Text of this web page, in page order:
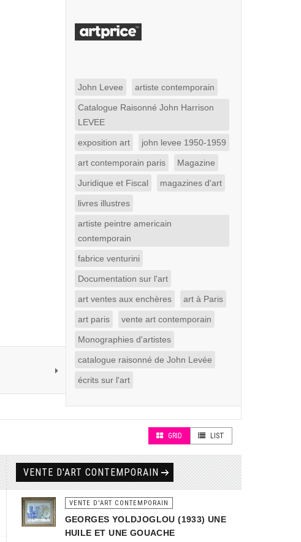
John Levee artiste contemporain
Catalogue Raisonné John Harrison
LEVEE
exposition art john levee 1950-1959
art contemporain paris Magazine
Juridique et Fiscal magazines d'art
livres illustres
artiste peintre americain
contemporain
fabrice venturini
Documentation sur l'art
art ventes aux enchères art à Paris
art paris vente art contemporain
Monographies d'artistes
catalogue raisonné de John Levée
écrits sur l'art
GRID LIST
VENTE D'ART CONTEMPORAIN
VENTE D'ART CONTEMPORAIN
GEORGES YOLDJOGLOU (1933) UNE
HUILE ET UNE GOUACHE